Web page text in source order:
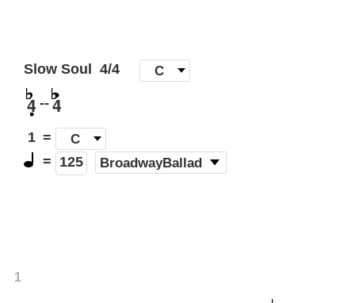
Slow Soul 4/4 C ]
4 -- 4
1 =
C
= 125 (BroadwayBallad)
1